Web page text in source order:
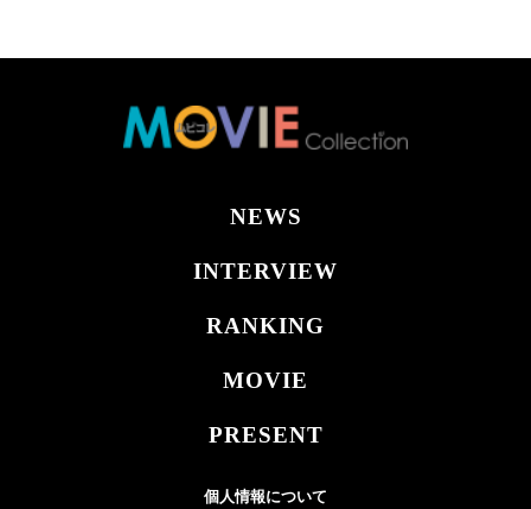
NEWS
INTERVIEW
RANKING
MOVIE
PRESENT
個人情報について